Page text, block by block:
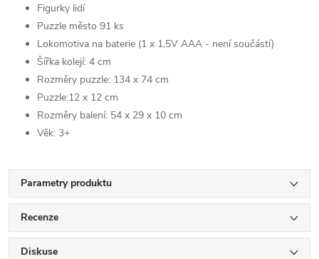
Figurky lidí
Puzzle město 91 ks
Lokomotiva na baterie (1 x 1,5V AAA - není součástí)
Šířka kolejí: 4 cm
Rozměry puzzle: 134 x 74 cm
Puzzle:12 x 12 cm
Rozměry balení: 54 x 29 x 10 cm
Věk: 3+
Parametry produktu
Recenze
Diskuse